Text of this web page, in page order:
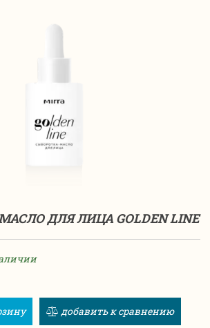
ДЛЯ ЛИЦА GOLDEN LINE
добавить к сравнению